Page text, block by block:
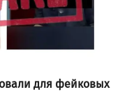
для фейковых